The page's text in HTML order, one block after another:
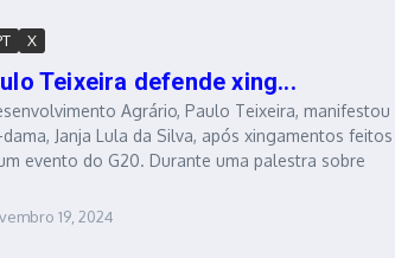
X
Teixeira defende xing...
Agrário, Paulo Teixeira, manifestou
Janja Lula da Silva, após xingamentos feitos
evento do G20. Durante uma palestra sobre
19, 2024